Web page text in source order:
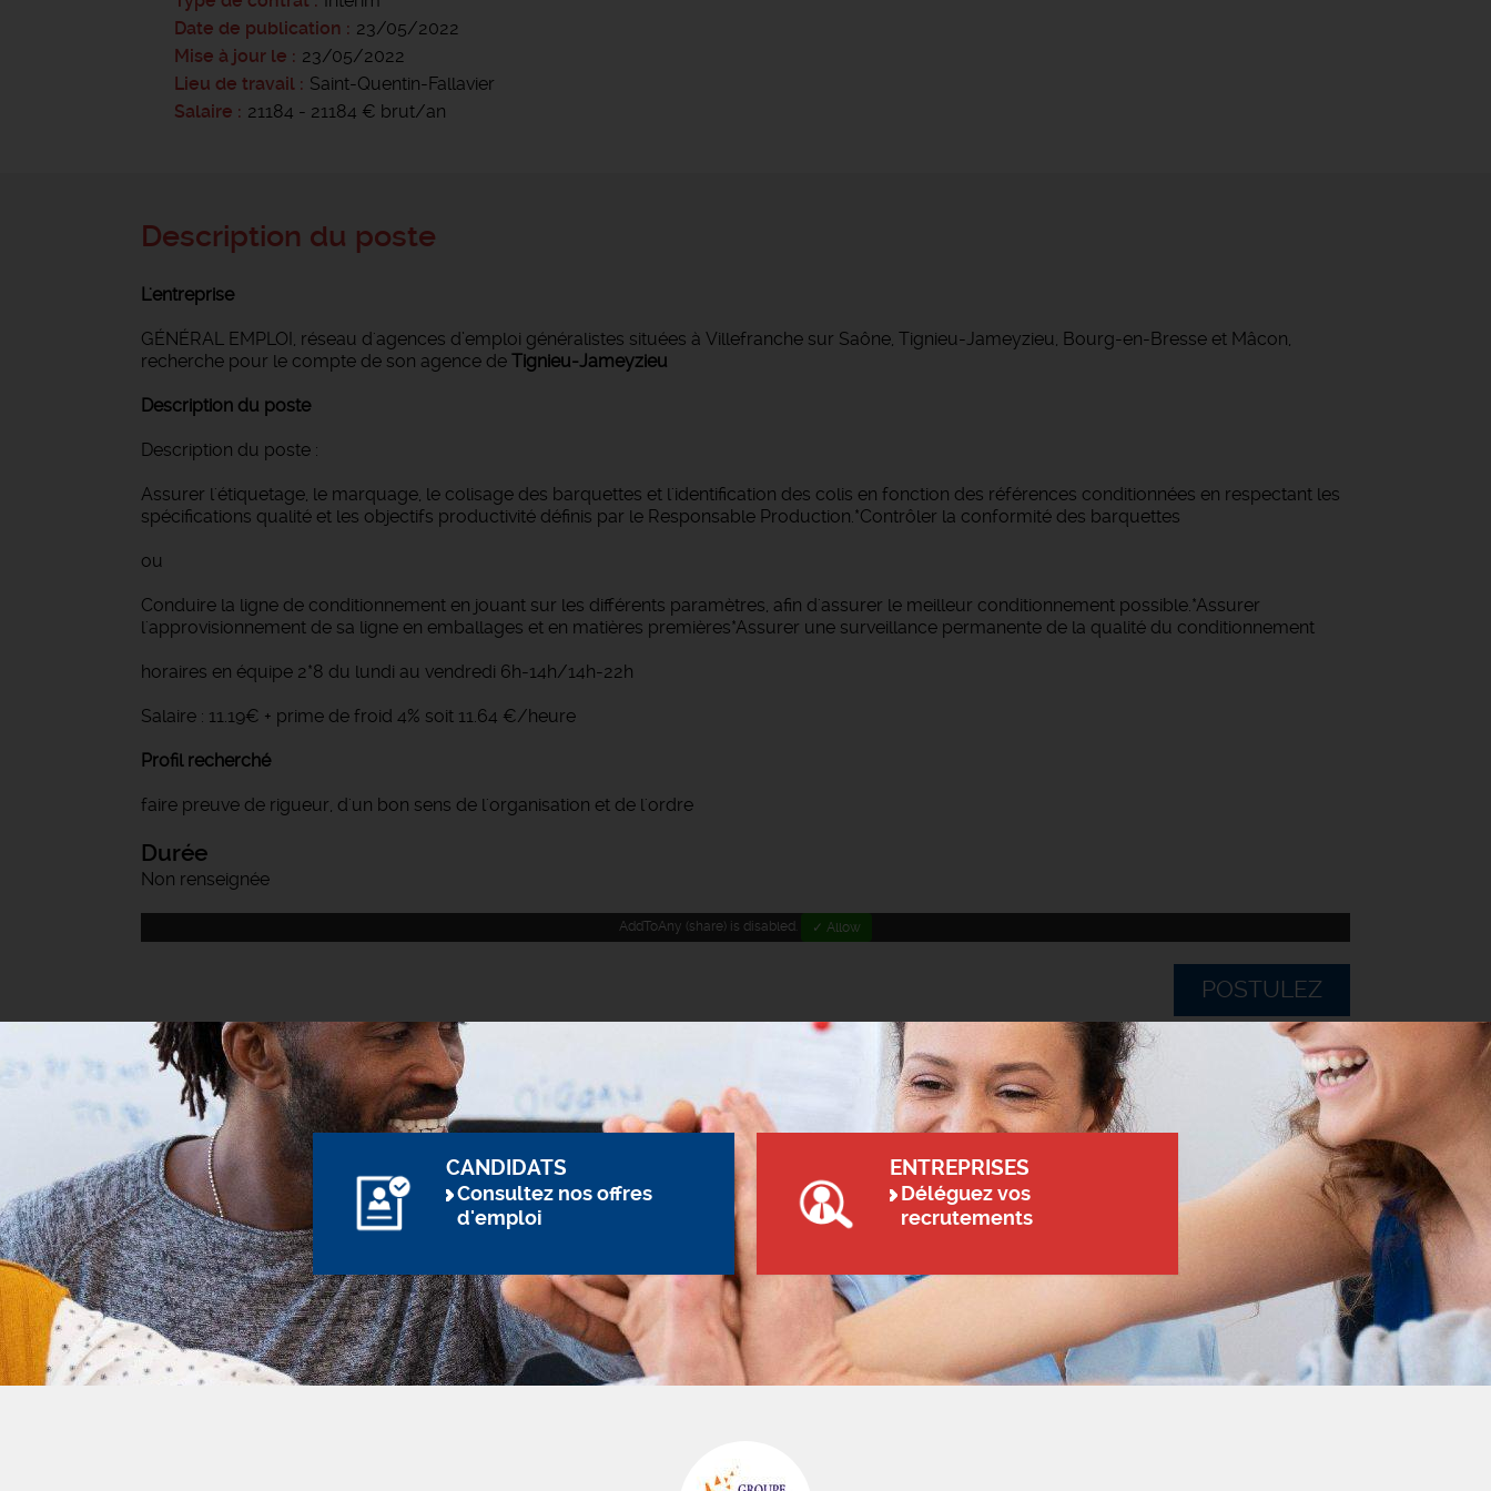
Date de publication
23/05/2022
Mise à jour le
23/05/2022
Lieu de travail
Saint-Quentin-Fallavier
Salaire
21184 - 21184 € brut/an
Description du poste
L'entreprise
GÉNÉRAL EMPLOI, réseau d'agences d’emploi généralistes situées à Villefranche sur Saône, Tignieu-Jameyzieu, Bourg-en-Bresse et Mâcon,
recherche pour le compte de son agence de Tignieu-Jameyzieu
Description du poste
Description du poste :
Assurer l'étiquetage, le marquage, le colisage des barquettes et l'identification des colis en fonction des références conditionnées en respectant les
spécifications qualité et les objectifs productivité définis par le Responsable Production.*Contrôler la conformité des barquettes
ou
Conduire la ligne de conditionnement en jouant sur les différents paramètres, afin d'assurer le meilleur conditionnement possible.*Assurer
l'approvisionnement de sa ligne en emballages et en matières premières*Assurer une surveillance permanente de la qualité du conditionnement
horaires en équipe 2*8 du lundi au vendredi 6h-14h/14h-22h
Salaire : 11.19€ + prime de froid 4% soit 11.64 €/heure
Profil recherché
faire preuve de rigueur, d'un bon sens de l'organisation et de l'ordre
Durée
Non renseignée
AddToAny (share) is disabled. ✓ Allow
POSTULEZ
CANDIDATS
Consultez nos offres
d'emploi
ENTREPRISES
Déléguez vos
recrutements